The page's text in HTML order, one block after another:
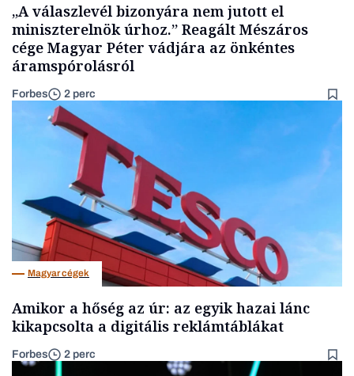
„A válaszlevél bizonyára nem jutott el
miniszterelnök úrhoz.” Reagált Mészáros
cége Magyar Péter vádjára az önkéntes
áramspórolásról
Forbes 2 perc
Magyar cégek
Amikor a hőség az úr: az egyik hazai lánc
kikapcsolta a digitális reklámtáblákat
Forbes 2 perc